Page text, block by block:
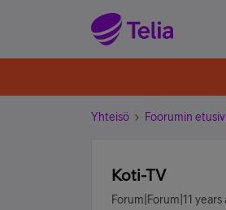
Yhteisö Foorumin
Koti-TV
Forum|Forum|11 years